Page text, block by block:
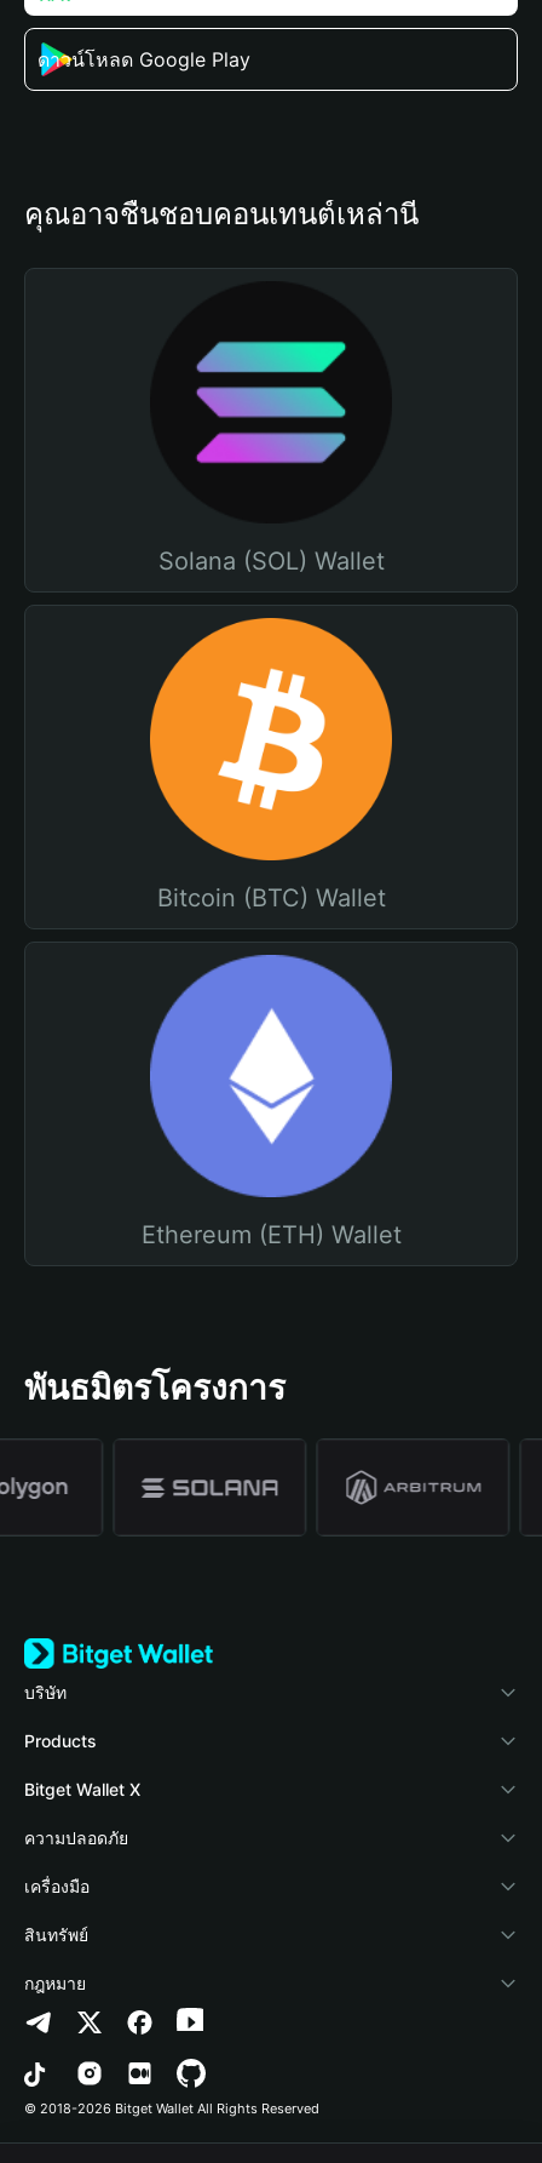
ดาวน์โหลด Google Play
คุณอาจชื่นชอบคอนเทนต์เหล่านี้
Solana (SOL) Wallet
Bitcoin (BTC) Wallet
Ethereum (ETH) Wallet
พันธมิตรโครงการ
บริษัท
เกี่ยวกับ Bitget Wallet
Blog
Academy
ข่าวสารด้านคริปโต
ศูนย์ช่วยเหลือ
ติดต่อเรา
ทรัพยากรข้อมูลของแบรนด์
อาชีพ
Products
Crypto Card
Stablecoin Earn
Payfi Crypto
Crypto Swap API
Altcoin Season Index
Prediction Markets
DApp
Bitget Wallet X
นักพัฒนา
เชื่อมต่อ Wallet
Bitget Wallet Pay
ลิสต์โปรเจกต์
ความปลอดภัย
Protection Fund
เทคโนโลยีความปลอดภัย
เครื่องมือ
ซื้อคริปโต
การตรวจจับการอนุญาต
การตรวจจับสัญญา
การโอนเป็นชุด
สินทรัพย์
Arbitrum
Avalanche
Bitcoin
กฎหมาย
นโยบายความเป็นส่วนตัว
ข้อตกลงในการใช้บริการ
© 2018-2026 Bitget Wallet All Rights Reserved